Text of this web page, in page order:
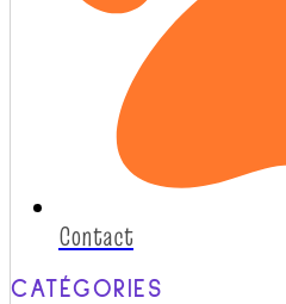
Contact
CATÉGORIES